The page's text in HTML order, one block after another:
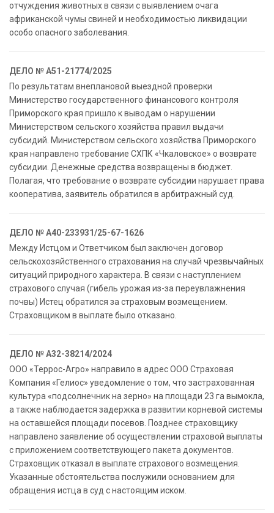
отчуждения животных в связи с выявлением очага
африканской чумы свиней и необходимостью ликвидации
особо опасного заболевания.
ДЕЛО № А51-21774/2025
По результатам внеплановой выездной проверки
Министерство государственного финансового контроля
Приморского края пришло к выводам о нарушении
Министерством сельского хозяйства правил выдачи
субсидий. Министерством сельского хозяйства Приморского
края направлено требование СХПК «Чкаловское» о возврате
субсидии. Денежные средства возвращены в бюджет.
Полагая, что требование о возврате субсидии нарушает права
кооператива, заявитель обратился в арбитражный суд.
ДЕЛО № А40-233931/25-67-1626
Между Истцом и Ответчиком был заключен договор
сельскохозяйственного страхования на случай чрезвычайных
ситуаций природного характера. В связи с наступлением
страхового случая (гибель урожая из-за переувлажнения
почвы) Истец обратился за страховым возмещением.
Страховщиком в выплате было отказано.
ДЕЛО № А32-38214/2024
ООО «Террос-Агро» направило в адрес ООО Страховая
Компания «Гелиос» уведомление о том, что застрахованная
культура «подсолнечник на зерно» на площади 23 га вымокла,
а также наблюдается задержка в развитии корневой системы
на оставшейся площади посевов. Позднее страховщику
направлено заявление об осуществлении страховой выплаты
с приложением соответствующего пакета документов.
Страховщик отказал в выплате страхового возмещения.
Указанные обстоятельства послужили основанием для
обращения истца в суд с настоящим иском.